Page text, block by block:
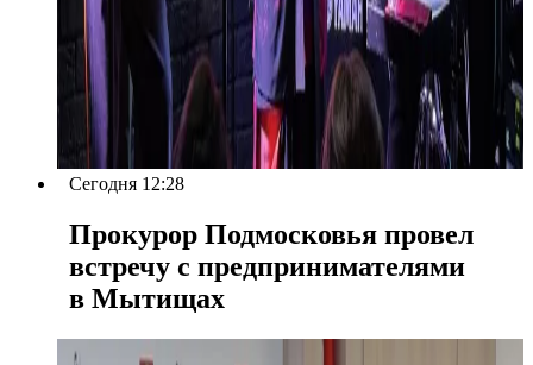
Сегодня 12:28
Прокурор Подмосковья провел
встречу с предпринимателями
в Мытищах